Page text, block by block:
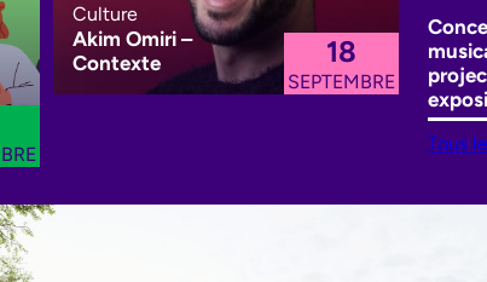
Culture
Akim Omiri –
Contexte
18
SEPTEMBRE
Tous